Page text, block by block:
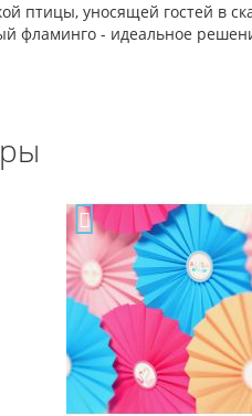
птицы, уносящей гостей в
фламинго - идеальное